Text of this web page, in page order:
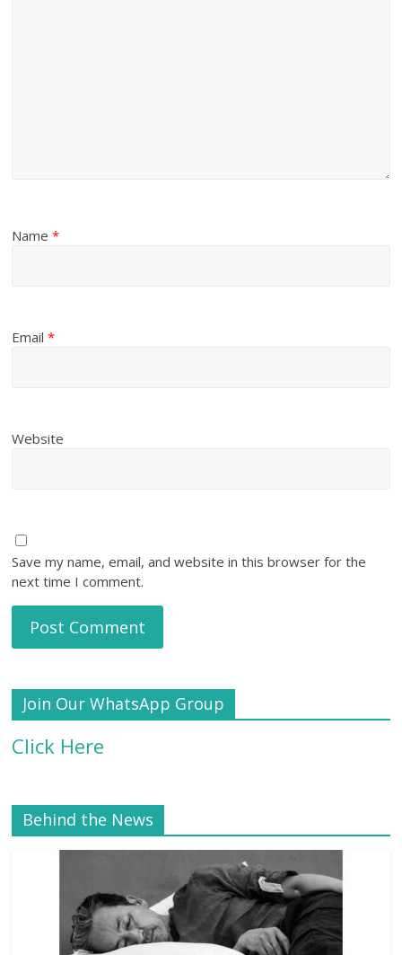
Name*
Email*
Website
Save my name, email, and website in this browser for the
next time I comment.
Join Our WhatsApp Group
Click Here
Behind the News